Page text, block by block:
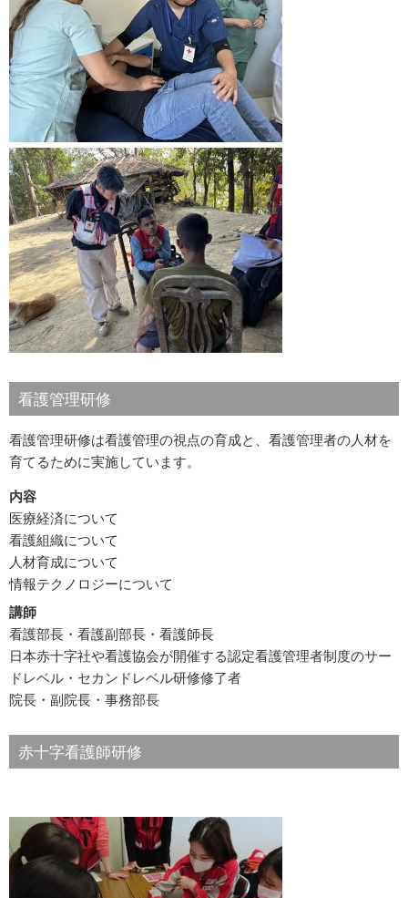
看護管理研修
看護管理研修は看護管理の視点の育成と、看護管理者の人材を
育てるために実施しています。
内容
医療経済について
看護組織について
人材育成について
情報テクノロジーについて
講師
看護部長・看護副部長・看護師長
日本赤十字社や看護協会が開催する認定看護管理者制度のサー
ドレベル・セカンドレベル研修修了者
院長・副院長・事務部長
赤十字看護師研修